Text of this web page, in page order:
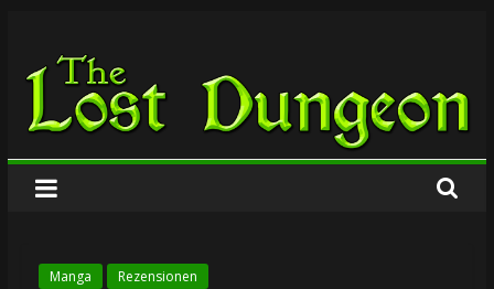
springen
The
Lost
Dungeon
Manga Rezensionen